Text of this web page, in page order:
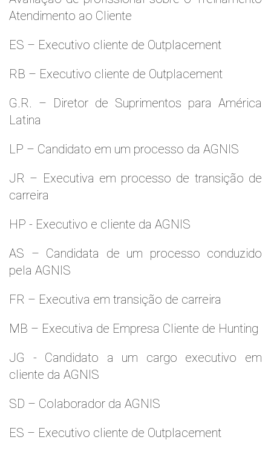
Atendimento ao Cliente
ES – Executivo cliente de Outplacement
RB – Executivo cliente de Outplacement
G.R. – Diretor de Suprimentos para América
Latina
LP – Candidato em um processo da AGNIS
JR – Executiva em processo de transição de
carreira
HP - Executivo e cliente da AGNIS
AS – Candidata de um processo conduzido
pela AGNIS
FR – Executiva em transição de carreira
MB – Executiva de Empresa Cliente de Hunting
JG - Candidato a um cargo executivo em
cliente da AGNIS
SD – Colaborador da AGNIS
ES – Executivo cliente de Outplacement